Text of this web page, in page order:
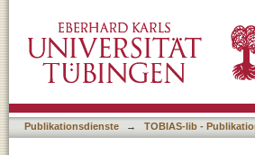
mesenchymalen
Publikationsdienste → TOBIAS-lib -